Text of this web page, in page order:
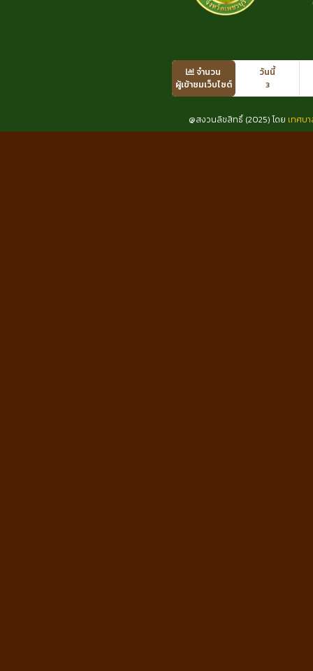
จำนวน
ผู้เข้าชมเว็บไซต์
วันนี้
3
@สงวนลิขสิทธิ์ (2025) โดย เทศบ